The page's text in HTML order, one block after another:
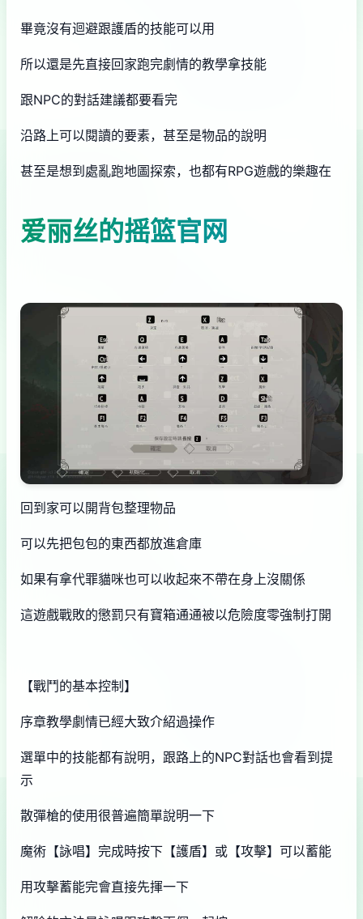
畢竟沒有迴避跟護盾的技能可以用
所以還是先直接回家跑完劇情的教學拿技能
跟NPC的對話建議都要看完
沿路上可以閱讀的要素，甚至是物品的說明
甚至是想到處亂跑地圖探索，也都有RPG遊戲的樂趣在
爱丽丝的摇篮官网
回到家可以開背包整理物品
可以先把包包的東西都放進倉庫
如果有拿代罪貓咪也可以收起來不帶在身上沒關係
這遊戲戰敗的懲罰只有寶箱通通被以危險度零強制打開
【戰鬥的基本控制】
序章教學劇情已經大致介紹過操作
選單中的技能都有說明，跟路上的NPC對話也會看到提
示
散彈槍的使用很普遍簡單說明一下
魔術【詠唱】完成時按下【護盾】或【攻擊】可以蓄能
用攻擊蓄能完會直接先揮一下